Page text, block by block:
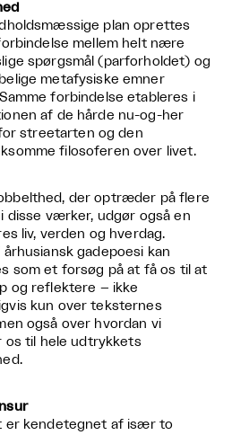
plan oprettes
mellem helt nære
spørgsmål (parforholdet) og
metafysiske emner
forbindelse etableres i
af de hårde nu-og-her
streetarten og den
filosoferen over livet.
der optræder på flere
disse værker, udgør også en
liv, verden og hverdag.
gadepoesi kan
som et forsøg på at få os til at
og reflektere – ikke
kun over teksternes
også over hvordan vi
os til hele udtrykkets
er kendetegnet af især to